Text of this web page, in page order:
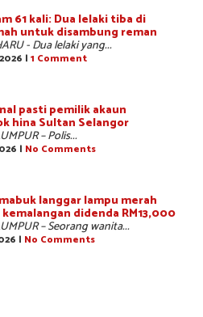
61 kali: Dua lelaki tiba di
untuk disambung reman
- Dua lelaki yang...
| 1 Comment
pasti pemilik akaun
hina Sultan Selangor
– Polis...
| No Comments
langgar lampu merah
didenda RM13,000
– Seorang wanita...
| No Comments